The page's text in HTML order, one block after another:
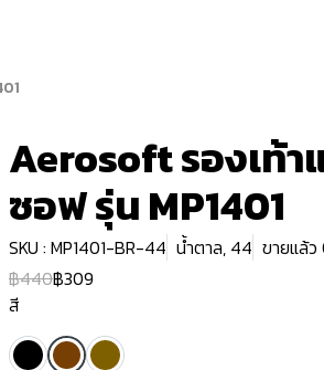
Aerosoft รองเท้า
ซอฟ รุ่น MP1401
SKU : MP1401-BR-44 น้ำตาล, 44 ขายแล้ว
฿440฿309
สี